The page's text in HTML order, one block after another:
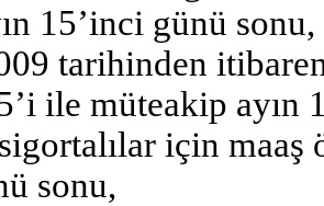
15’inci günü sonu,
tarihinden
ile müteakip ayın
için maaş
sonu,